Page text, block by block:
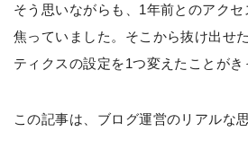
そう思いながらも、1年前とのアク
焦っていました。そこから抜け出せ
ティクスの設定を1つ変えたことがき
この記事は、ブログ運営のリアルな